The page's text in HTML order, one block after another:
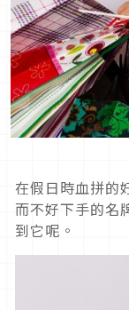
在假日時血拼的
而不好下手的名
到它呢。